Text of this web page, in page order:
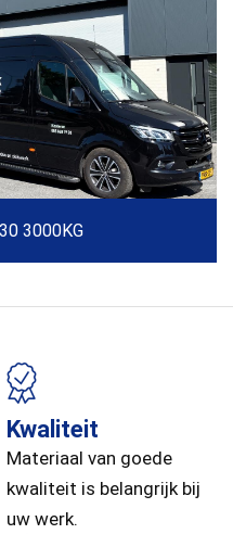
3000KG
Kwaliteit
Materiaal van goede
kwaliteit is belangrijk bij
uw werk.